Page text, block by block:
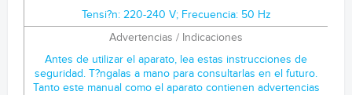
Tensi?n: 220-240 V; Frecuencia: 50 Hz
Advertencias / Indicaciones
Antes de utilizar el aparato, lea estas instrucciones de seguridad. T?ngalas a mano para consultarlas en el futuro. Tanto este manual como el aparato contienen advertencias de seguridad importantes que se deben respetar en todo momento. El fabricante declina cualquier responsabilidad derivada del incumplimiento de estas instrucciones de seguridad, del uso indebido del aparato o del ajuste incorrecto de los mandos. Los ni?os muy peque?os (0-3 a?os) deben mantenerse alejados del aparato. Los ni?os peque?os (3-8 a?os) deben mantenerse alejados del aparato salvo que est?n bajo vigilancia constante. Los ni?os de m?s de 8 a?os y las personas con capacidades f?sicas, sensoriales o mentales reducidas o que carezcan de la experiencia y los conocimientos necesarios pueden utilizar este aparato solo si est?n supervisados o si han recibido las instrucciones necesarias para el uso seguro y comprendido los riesgos a los que se exponen. Los ni?os no deben jugar con el aparato. Los ni?os no deben realizar tareas de limpieza o mantenimiento sin vigilancia. ADVERTENCIA: evite detener el aparato antes de que termine el ciclo de secado, a menos que se retiren r?pidamente todas las prendas y se extiendan para que el calor se disipe. Las prendas sucias de sustancias como aceite, acetona, alcohol, petr?leo, queroseno, quitamanchas, aguarr?s, ceras y removedores de cera, y los materiales como goma espuma (espuma de l?tex), gorros de ducha, tejidos impermeables, art?culos revestidos de goma y prendas o almohadas rellenas de goma espuma no deber?an secarse con la secadora. Vac?e completamente todos los bolsillos (encendedores, cerillas...). No utilice el aparato si se han empleado productos qu?micos industriales para su limpieza. Los art?culos embebidos en aceite no se deber?an secar en la secadora, ya que son altamente inflamables. No abra la puerta forz?ndola ni la utilice como escal?n. USO PERMITIDO PRECAUCI?N: el aparato no est? dise?ado para el uso con un interruptor externo, como por ejemplo un temporizador, o con un sistema de control remoto. El aparato est? dise?ado para el uso dom?stico o aplicaciones similares, a saber: ?reas de cocina en tiendas, oficinas y otros ambientes de trabajo; granjas; habitaciones de hoteles, moteles, pensiones y dem?s entornos residenciales; ?reas de uso com?n en edificios de departamento y lavander?as. No cargue la m?quina con un peso superior a la capacidad m?xima indicada en la tabla de programas (kg de ropa seca). Este aparato no es apto para el uso profesional. No utilice el aparato al aire libre. No utilice disolventes (por ejemplo, aguarr?s o benceno), detergentes que contienen disolventes, quitagrasas en polvo, limpiacristales o productos de limpieza de uso general ni l?quidos inflamables. No lave a m?quina tejidos que se hayan tratado con disolventes o l?quidos inflamables. No almacene sustancias inflamables o explosivas (ej. gasolina o latas de aerosol) dentro o cerca del aparato - riesgo de incendio. No ponga en la secadora prendas no lavadas. Mantenga el exterior del aparato libre de polvo y pelusa. Los suavizantes para tejidos o productos similares deber?an utilizarse siguiendo las instrucciones del producto. No seque la ropa excesivamente. Aseg?rese de que el grifo del agua est? abierto durante los ciclos de secado. La etapa final del ciclo es sin calor (ciclo de enfriamiento) para evitar que la ropa se estropee. Durante la fase de secado la puerta tiende a calentarse. INSTALACI?N La manipulaci?n e instalaci?n del aparato debe realizarse entre dos o m?s personas - riesgo de lesiones. Utilice guantes de protecci?n para desembalar e instalar el aparato - riesgo de corte. Desplace el aparato evitando levantarlo por la encimera o por la tapa. La instalaci?n, la conexi?n del agua, las conexiones el?ctricas y las reparaciones deben ser llevadas a cabo por un t?cnico cualificado. No repare ni sustituya ninguna parte del aparato a no ser que est? espec?ficamente indicado en el manual de uso. Mantenga a los ni?os alejados del lugar de instalaci?n. Tras desembalar el aparato, compruebe que no se haya da?ado durante el transporte. En caso de problemas, p?ngase en contacto con su vendedor o con el Servicio de Asistencia T?cnica m?s cercano. Despu?s de la instalaci?n, el embalaje (pl?stico, poliestireno, etc.) se debe almacenar fuera del alcance de los ni?os - riego de asfixia. Desconecte el aparato de la alimentaci?n el?ctrica antes de llevar a cabo la instalaci?n - riesgo de descargas el?ctricas. Durante la instalaci?n, aseg?rese de que el aparato no da?a el cable de alimentaci?n - riesgo de incendio o descargas el?ctricas. No ponga en marcha el aparato hasta que no haya terminado el proceso de instalaci?n. No instale el aparato en un lugar donde pueda estar expuesto a condiciones extremas, como: mala ventilaci?n, o temperaturas por debajo de los 5 ?C o por encima de los 35 ?C. Durante la instalaci?n aseg?rese de que las cuatro patas queden estables y se apoyen correctamente en el suelo; aj?stelas si es necesario y compruebe si el aparato est? perfectamente nivelado, utilizando un nivel de burbuja. pavimento flotante (parqu? o laminado), fije al suelo una base enchapada de (al menos) 60 x 60 x 3 cm sobre la cual instalar el aparato. Conecte las mangueras de entrada del agua a la alimentaci?n de agua corriente de acuerdo con la normativa de la compa??a del agua local. Los modelos s?lo para agua fr?a no deben conectarse a la alimentaci?n de agua caliente. En los modelos para agua caliente la temperatura del agua en entrada no debe superar los 60 ?C. El aparato est? provisto de pernos de transporte para evitar posibles da?os en su interior durante el transporte. Es imperativo quitar los pernos de transporte antes de utilizar la m?quina. Despu?s de quitarlos, cubra los orificios con los 4 tapones de pl?stico suministrados. Una vez instalado el aparato, espere unas horas para que se aclimate a las condiciones ambientales de la habitaci?n. Aseg?rese de que las aberturas de ventilaci?n en la base de la m?quina (si las hay en su modelo) no est?n obstruidas por alfombras u otros elementos. Utilice solo mangueras nuevas para conectar el aparato a la alimentaci?n de agua. No reutilice mangueras usadas. La presi?n de alimentaci?n del agua debe ser 0,1- 1 MPa. Si el aparato se instala cerca de una cocina a gas o a carb?n, interponga una placa aislante (de 85 x 57cm), ya que el costado que quedar? contra la cocina est? revestido de una hoja de aluminio. El aparato no se debe instalar detr?s de una puerta con cerradura, una puerta corredera o una puerta con bisagra del lado opuesto al del aparato, ya que en este caso se ver?a limitada la apertura total de la puerta del aparato. No repare ni sustituya ninguna parte del aparato a no ser que est? espec?ficamente indicado en el manual de uso. Recurra ?nicamente a un servicio posventa autorizado. Las reparaciones por cuenta propia o no profesionales pueden dar origen a accidentes peligrosos, incluso mortales, y a graves da?os materiales. Los repuestos para el electrodom?stico estar?n disponibles durante 10 a?os despu?s de la salida de la ?ltima unidad al mercado, seg?n lo establecido por la reglamentaci?n europea Ecodesign. ADVERTENCIAS DE SEGURIDAD EL?CTRICA Tiene que ser posible desconectar el aparato de la alimentaci?n el?ctrica simplemente desenchuf?ndolo, si el enchufe est? accesible, o bien mediante un interruptor multipolar instalado aguas arriba de la toma de conformidad con las reglas de cableado, y el aparato debe estar conectado a tierra de conformidad con las normas de seguridad el?ctrica nacionales. No utilice alargadores, regletas ni adaptadores. Los componentes el?ctricos no deben quedar accesibles para el usuario despu?s de la instalaci?n. No utilice el aparato con el cuerpo mojado o los pies descalzos. No utilice el aparato si el cable o el enchufe est?n da?ados, si no funciona bien o si se ha da?ado o ca?do. Si el cable de alimentaci?n est? da?ado, debe ser reemplazado con uno id?ntico por el fabricante o por un agente de la asistencia t?cnica o por una persona calificada para tal fin, para evitar peligros - riesgo de descargas el?ctricas. LIMPIEZA Y MANTENIMIENTO ADVERTENCIA: Apague y desconecte el aparato de la alimentaci?n el?ctrica antes de llevar a cabo tareas de mantenimiento. Para prevenir el riesgo de lesiones personales, utilice guantes de protecci?n (riesgo de corte) y zapatos de seguridad (riesgo de contusi?n). El aparato debe ser desplazado por dos personas (para reducir la carga). No utilice equipos de limpieza a vapor (riesgo de descargas el?ctricas). Las reparaciones no profesionales y no autorizadas por el fabricante podr?an poner en riesgo la salud y la seguridad, por lo que el fabricante no se har? responsable de ellas. Cualquier defecto o da?o causado por reparaciones o mantenimiento no profesionales no estar? cubierto por la garant?a, cuyos t?rminos se especifican en el documento entregado con la unidad. ELIMINACI?N DEL MATERIAL DE EMBALAJE El material de embalaje es 100% reciclable y est? marcado con el s?mbolo de reciclaje . Por lo tanto, deber? desechar las diferentes piezas del embalaje de forma responsable, respetando siempre las normas locales sobre residuos. ELIMINACI?N DE LOS ELECTRODOM?STICOS Este producto ha sido fabricado con materiales reciclables o reutilizables. Debe desecharse de acuerdo con la normativa local al respecto. Para obtener informaci?n m?s detallada sobre el tratamiento, recuperaci?n y reciclaje de aparatos el?ctricos dom?sticos, p?ngase en contacto con las autoridades locales, con el servicio de recogida de residuos urbanos, o con la tienda en la que adquiri? el aparato. Este electrodom?stico lleva la marca de conformidad con la Directiva europea 2012/19/EU relativa a los residuos de aparatos el?ctricos y electr?nicos (RAEE). La correcta eliminaci?n de este producto evita consecuencias negativas para el medio ambiente y la salud. El s?mbolo que incluye el aparato o la documentaci?n que lo acompa?a i